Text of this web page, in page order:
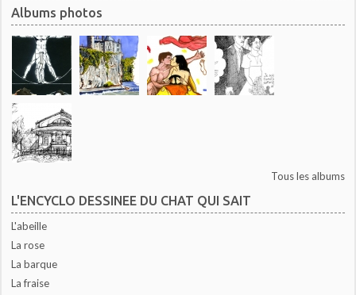
Albums photos
Tous les albums
L'ENCYCLO DESSINEE DU CHAT QUI SAIT
L'abeille
La rose
La barque
La fraise